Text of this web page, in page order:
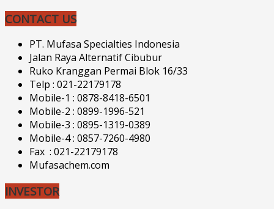
CONTACT US
PT. Mufasa Specialties Indonesia
Jalan Raya Alternatif Cibubur
Ruko Kranggan Permai Blok 16/33
Telp : 021-22179178
Mobile-1 : 0878-8418-6501
Mobile-2 : 0899-1996-521
Mobile-3 : 0895-1319-0389
Mobile-4 : 0857-7260-4980
Fax : 021-22179178
Mufasachem.com
INVESTOR